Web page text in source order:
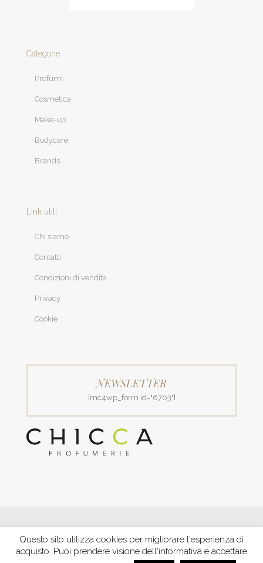
Categorie
Profumi
Cosmetica
Make-up
Bodycare
Brands
Link utili
Chi siamo
Contatti
Condizioni di vendita
Privacy
Cookie
NEWSLETTER
[mc4wp_form id="6703"]
C.F. PLVNPT51B44G157J P. IVA IT00426970422 |PRIVACY
Ecommerce by XBRAIN-Trasparenza aiuti e contributi
Questo sito utilizza cookies per migliorare l'esperienza di
acquisto. Puoi prendere visione dell'informativa e accettare